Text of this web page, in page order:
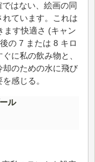
はない、絵画の同
ています。これは
ます快適さ (キャン
の 7 または 8 キロ
に私の飲み物と、
のための水に飛び
感じる。